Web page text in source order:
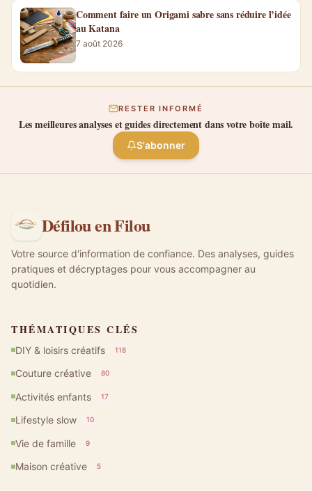
Comment faire un Origami sabre sans réduire l’idée
au Katana
7 août 2026
RESTER INFORMÉ
Les meilleures analyses et guides directement dans votre boîte mail.
S'abonner
Défilou en Filou
Votre source d'information de confiance. Des analyses, guides
pratiques et décryptages pour vous accompagner au
quotidien.
THÉMATIQUES CLÉS
DIY & loisirs créatifs 118
Couture créative 80
Activités enfants 17
Lifestyle slow 10
Vie de famille 9
Maison créative 5